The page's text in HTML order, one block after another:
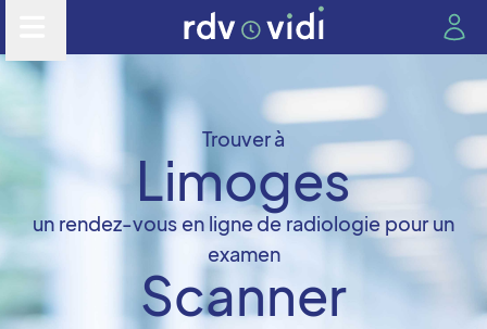
Trouver à
Limoges
un rendez-vous en ligne de radiologie pour un
examen
Scanner